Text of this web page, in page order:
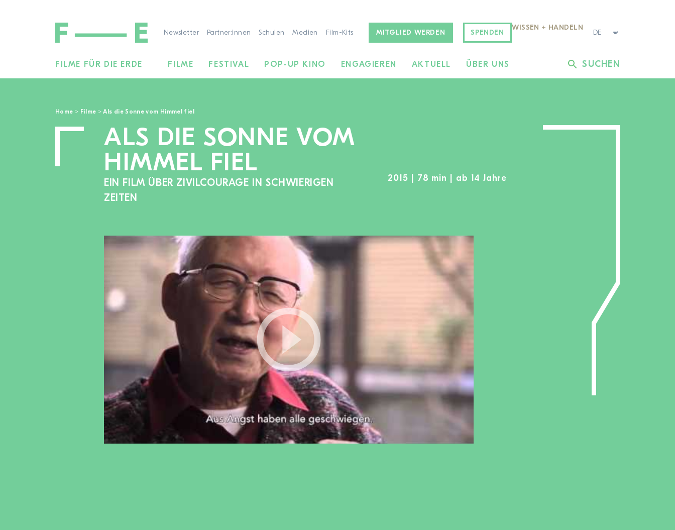
Newsletter Partner:innen Schulen Medien Film-Kits MITGLIED WERDEN SPENDEN
WISSEN + HANDELN
FILME FÜR DIE ERDE FILME FESTIVAL POP-UP KINO ENGAGIEREN AKTUELL ÜBER UNS SUCHEN
Home > Filme >Als die Sonne vom Himmel fiel
ALS DIE SONNE VOM
HIMMEL FIEL
EIN FILM ÜBER ZIVILCOURAGE IN SCHWIERIGEN
ZEITEN
2015 | 78 min | ab 14 Jahre
ZUR FILMSUCHE